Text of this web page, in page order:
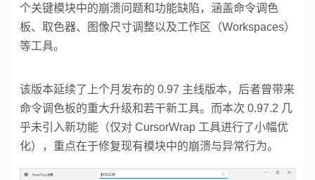
个关键模块中的崩溃问题和功能缺陷，涵盖命令调色
板、取色器、图像尺寸调整以及工作区（Workspaces）
等工具。
该版本延续了上个月发布的 0.97 主线版本，后者曾带来
命令调色板的重大升级和若干新工具。而本次 0.97.2 几
乎未引入新功能（仅对 CursorWrap 工具进行了小幅优
化），重点在于修复现有模块中的崩溃与异常行为。